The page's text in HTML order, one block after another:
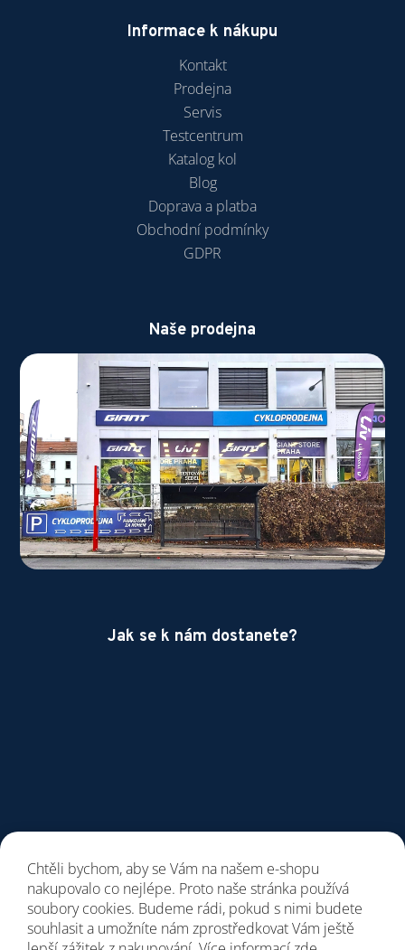
Chtěli bychom, aby se Vám na našem e-shopu
nakupovalo co nejlépe. Proto naše stránka používá
soubory cookies. Budeme rádi, pokud s nimi budete
souhlasit a umožníte nám zprostředkovat Vám ještě
Informace k nákupu
Kontakt
Prodejna
Servis
Testcentrum
Katalog kol
Blog
Doprava a platba
Obchodní podmínky
GDPR
Naše prodejna
Jak se k nám dostanete?